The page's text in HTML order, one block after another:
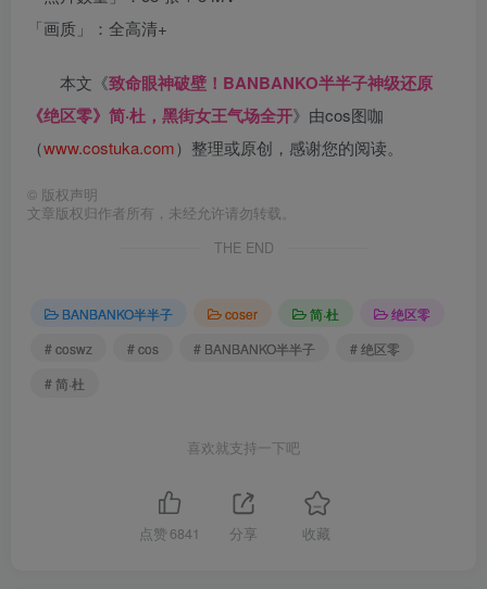
「画质」：全高清+
本文《致命眼神破壁！BANBANKO半半子神级还原
《绝区零》简·杜，黑街女王气场全开》由cos图咖
（www.costuka.com）整理或原创，感谢您的阅读。
© 版权声明
文章版权归作者所有，未经允许请勿转载。
THE END
BANBANKO半半子 coser 简·杜
绝区零
# coswz
# cos # BANBANKO半半子
# 绝区零
# 简·杜
喜欢就支持一下吧
点赞 6841 分享 收藏